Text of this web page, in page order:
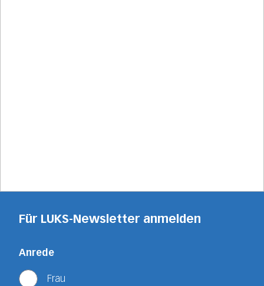
Für LUKS-Newsletter anmelden
Anrede
Frau